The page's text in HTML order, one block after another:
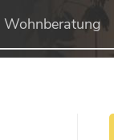
Wohnberatung